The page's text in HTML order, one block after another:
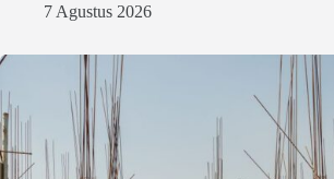
7 Agustus 2026